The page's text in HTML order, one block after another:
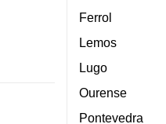
Ferrol
Lemos
Lugo
Ourense
Pontevedra